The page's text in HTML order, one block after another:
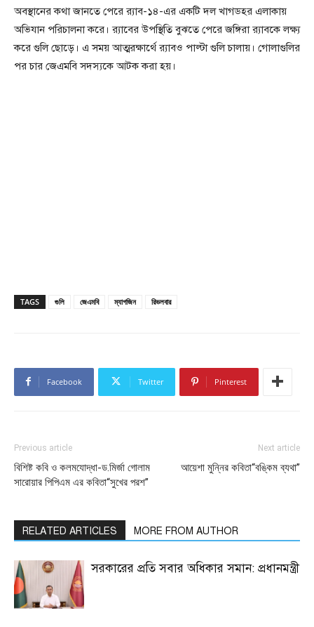
অবস্থানের কথা জানতে পেরে র‍্যাব-১৪-এর একটি দল খাগডহর এলাকায়
অভিযান পরিচালনা করে। র‍্যাবের উপস্থিতি বুঝতে পেরে জঙ্গিরা র‍্যাবকে লক্ষ্য
করে গুলি ছোড়ে। এ সময় আত্মরক্ষার্থে র‍্যাবও পাল্টা গুলি চালায়। গোলাগুলির
পর চার জেএমবি সদস্যকে আটক করা হয়।
TAGS গুলি জেএমবি ম্যাগজিন রিভলবার
Facebook Twitter Pinterest
Previous article
বিশিষ্ট কবি ও কলমযোদ্ধা-ড.মির্জা গোলাম
সারোয়ার পিপিএম এর কবিতা“সুখের পরশ”
Next article
আয়েশা মুন্নির কবিতা“বঙ্কিম ব্যথা”
RELATED ARTICLES MORE FROM AUTHOR
সরকারের প্রতি সবার অধিকার সমান: প্রধানমন্ত্রী